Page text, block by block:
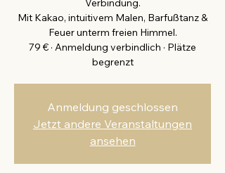
Verbindung.
Mit Kakao, intuitivem Malen, Barfußtanz &
Feuer unterm freien Himmel.
79 € · Anmeldung verbindlich · Plätze
begrenzt
Anmeldung geschlossen
Jetzt andere Veranstaltungen
ansehen